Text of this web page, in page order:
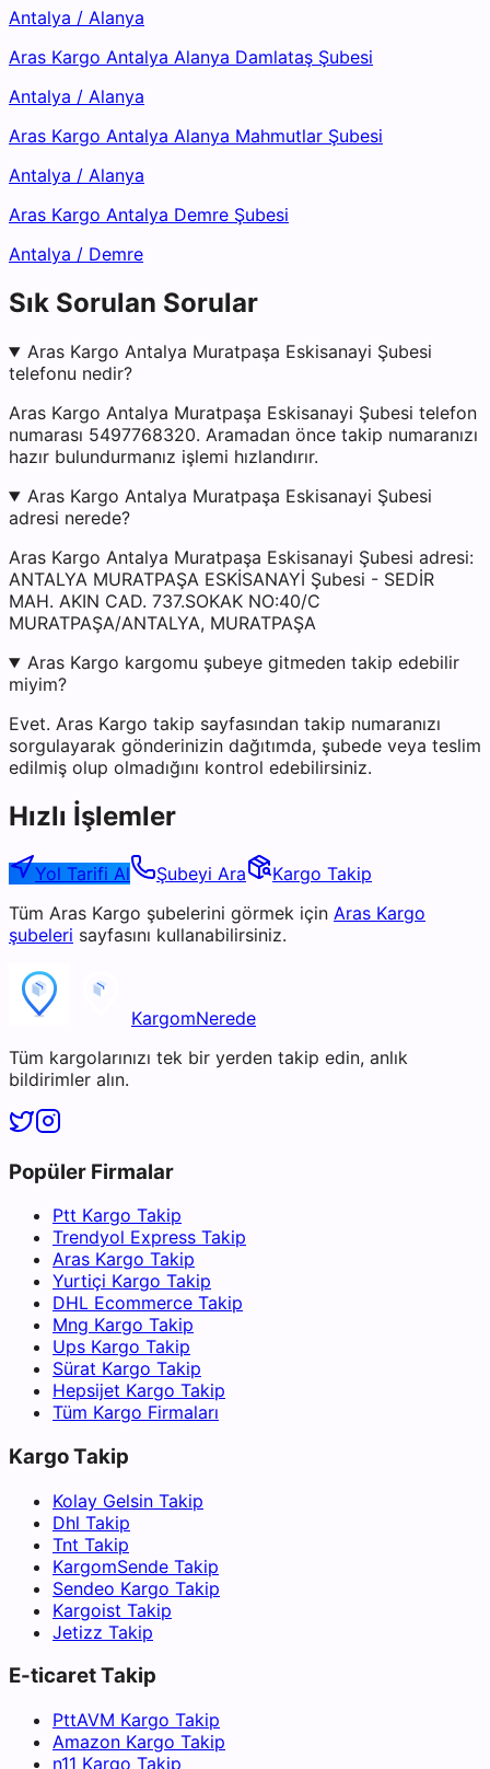
Antalya / Alanya
Aras Kargo Antalya Alanya Damlataş Şubesi
Antalya / Alanya
Aras Kargo Antalya Alanya Mahmutlar Şubesi
Antalya / Alanya
Aras Kargo Antalya Demre Şubesi
Antalya / Demre
Sık Sorulan Sorular
Aras Kargo Antalya Muratpaşa Eskisanayi Şubesi
telefonu nedir?
Aras Kargo Antalya Muratpaşa Eskisanayi Şubesi telefon
numarası 5497768320. Aramadan önce takip numaranızı
hazır bulundurmanız işlemi hızlandırır.
Aras Kargo Antalya Muratpaşa Eskisanayi Şubesi
adresi nerede?
Aras Kargo Antalya Muratpaşa Eskisanayi Şubesi adresi:
ANTALYA MURATPAŞA ESKİSANAYİ Şubesi - SEDİR
MAH. AKIN CAD. 737.SOKAK NO:40/C
MURATPAŞA/ANTALYA, MURATPAŞA
Aras Kargo kargomu şubeye gitmeden takip edebilir
miyim?
Evet. Aras Kargo takip sayfasından takip numaranızı
sorgulayarak gönderinizin dağıtımda, şubede veya teslim
edilmiş olup olmadığını kontrol edebilirsiniz.
Hızlı İşlemler
Yol Tarifi Al Şubeyi Ara
Kargo Takip
Tüm Aras Kargo şubelerini görmek için Aras Kargo
şubeleri sayfasını kullanabilirsiniz.
KargomNerede
Tüm kargolarınızı tek bir yerden takip edin, anlık
bildirimler alın.
Popüler Firmalar
Ptt Kargo Takip
Trendyol Express Takip
Aras Kargo Takip
Yurtiçi Kargo Takip
DHL Ecommerce Takip
Mng Kargo Takip
Ups Kargo Takip
Sürat Kargo Takip
Hepsijet Kargo Takip
Tüm Kargo Firmaları
Kargo Takip
Kolay Gelsin Takip
Dhl Takip
Tnt Takip
KargomSende Takip
Sendeo Kargo Takip
Kargoist Takip
Jetizz Takip
E-ticaret Takip
PttAVM Kargo Takip
Amazon Kargo Takip
n11 Kargo Takip